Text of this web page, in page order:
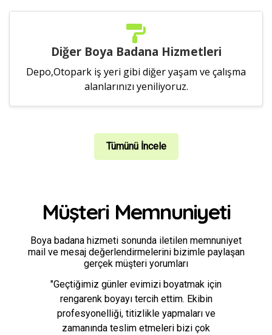
Diğer Boya Badana Hizmetleri
Depo,Otopark iş yeri gibi diğer yaşam ve çalışma
alanlarınızı yeniliyoruz.
Tümünü İncele
Müşteri Memnuniyeti
Boya badana hizmeti sonunda iletilen memnuniyet
mail ve mesaj değerlendirmelerini bizimle paylaşan
gerçek müşteri yorumları
"Geçtiğimiz günler evimizi boyatmak için
rengarenk boyayı tercih ettim. Ekibin
profesyonelliği, titizlikle yapmaları ve
zamanında teslim etmeleri bizi çok